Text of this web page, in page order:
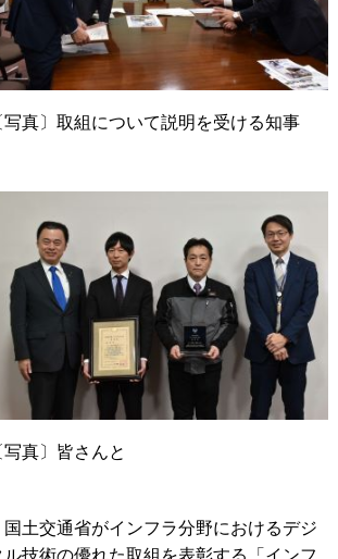
写真〕取組について説明を受ける知事
写真〕皆さんと
国土交通省がインフラ分野におけるデジ
ル技術の優れた取組を表彰する「インフ